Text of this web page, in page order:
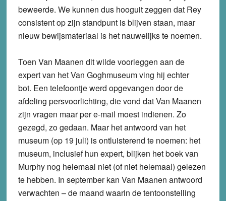
beweerde. We kunnen dus hooguit zeggen dat Rey
consistent op zijn standpunt is blijven staan, maar
nieuw bewijsmateriaal is het nauwelijks te noemen.
Toen Van Maanen dit wilde voorleggen aan de
expert van het Van Goghmuseum ving hij echter
bot. Een telefoontje werd opgevangen door de
afdeling persvoorlichting, die vond dat Van Maanen
zijn vragen maar per e-mail moest indienen. Zo
gezegd, zo gedaan. Maar het antwoord van het
museum (op 19 juli) is ontluisterend te noemen: het
museum, inclusief hun expert, blijken het boek van
Murphy nog helemaal niet (of niet helemaal) gelezen
te hebben. In september kan Van Maanen antwoord
verwachten – de maand waarin de tentoonstelling